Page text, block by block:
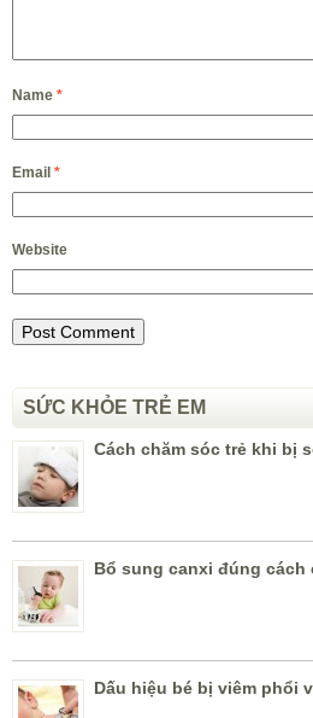
Name *
Email *
Website
SỨC KHỎE TRẺ EM
Cách chăm sóc trẻ khi bị
Bổ sung canxi đúng cách
Dấu hiệu bé bị viêm phổi